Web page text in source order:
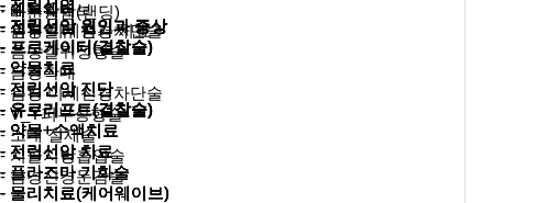
- 전립선염
- 전립선암 원인과 증상
- 프로게이터(결찰술)
- 약물치료
- 전립선암 진단
- 유로리프트(결찰술)
- 약물+수액치료
- 전립선암 치료
- 플라즈마 기화술
- 물리치료(케어웨이브)
- 전립선염
- 전립선암 원인과 증상
- 프로게이터(결찰술)
- 약물치료
- 전립선암 진단
- 유로리프트(결찰술)
- 약물+수액치료
- 전립선암 치료
- 플라즈마 기화술
- 물리치료(케어웨이브)
- 전립선염
- 전립선암 원인과 증상
- 프로게이터(결찰술)
- 약물치료
- 전립선암 진단
- 유로리프트(결찰술)
- 약물+수액치료
- 전립선암 치료
- 플라즈마 기화술
- 물리치료(케어웨이브)
- 전립선염
- 전립선암 원인과 증상
- 프로게이터(결찰술)
- 약물치료
- 전립선암 진단
- 유로리프트(결찰술)
- 약물+수액치료
- 전립선암 치료
- 플라즈마 기화술
- 물리치료(케어웨이브)
- 전립선염
- 전립선암 원인과 증상
- 프로게이터(결찰술)
- 약물치료
- 전립선암 진단
- 유로리프트(결찰술)
- 약물+수액치료
- 전립선암 치료
- 플라즈마 기화술
- 물리치료(케어웨이브)
- 귀두확대
- 귀두 미세신경차단술
- 음낭갈퀴성형술
- 음경확대
- 음경 미세신경차단술
- V_Y피부성형술
- 소대 절제술
- 치골지방흡입술
- 음경신경둔감술
- 케어웨이브
- 음경혈류 증가 치료
· 빠른상담(랜딩)